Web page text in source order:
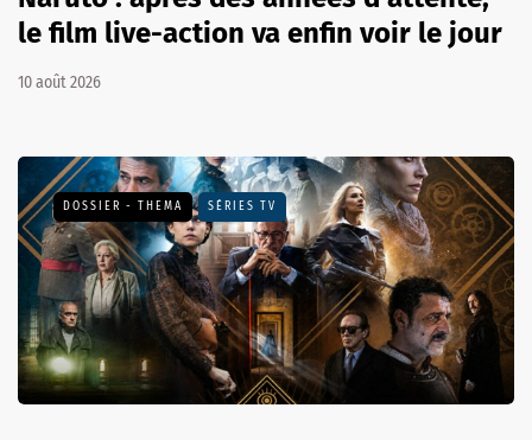
le film live-action va enfin voir le jour
10 août 2026
DOSSIER - THEMA SÉRIES TV